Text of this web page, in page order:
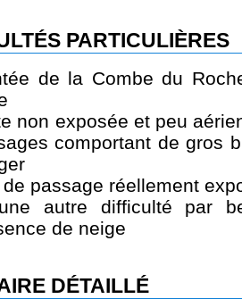
PARTICULIÈRES
de la Combe du
non exposée et peu
comportant de gros
de passage réellement
autre difficulté par
de neige
DÉTAILLÉ